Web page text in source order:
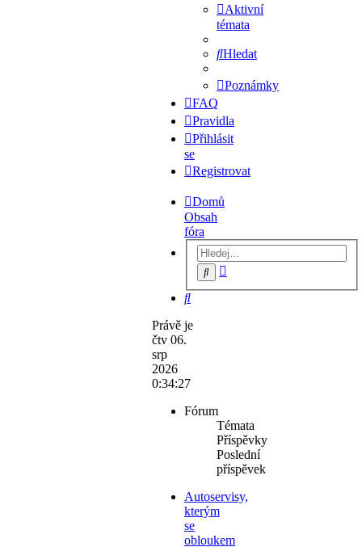
Aktivní
témata
Hledat
Poznámky
FAQ
Pravidla
Přihlásit
se
Registrovat
Domů
Obsah
fóra
Hledat
Hledat
Právě je
čtv 06.
srp
2026
0:34:27
Fórum
Témata
Příspěvky
Poslední
příspěvek
Autoservisy,
kterým
se
obloukem